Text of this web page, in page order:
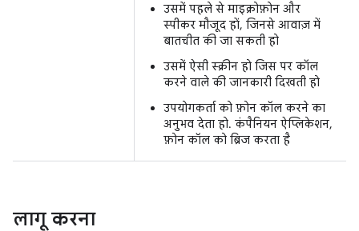
उसमें पहले से माइक्रोफ़ोन और
स्पीकर मौजूद हों, जिनसे आवाज़ में
बातचीत की जा सकती हो
उसमें ऐसी स्क्रीन हो जिस पर कॉल
करने वाले की जानकारी दिखती हो
उपयोगकर्ता को फ़ोन कॉल करने का
अनुभव देता हो. कंपैनियन ऐप्लिकेशन,
फ़ोन कॉल को ब्रिज करता है
लागू करना